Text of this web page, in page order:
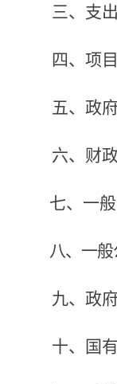
三、支
四、项
五、政
六、财
七、一
八、一
九、政
十、国